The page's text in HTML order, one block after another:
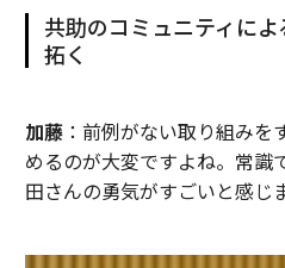
共助のコミュニティに
拓く
加藤：前例がない取り組みを
めるのが大変ですよね。常識
田さんの勇気がすごいと感じ